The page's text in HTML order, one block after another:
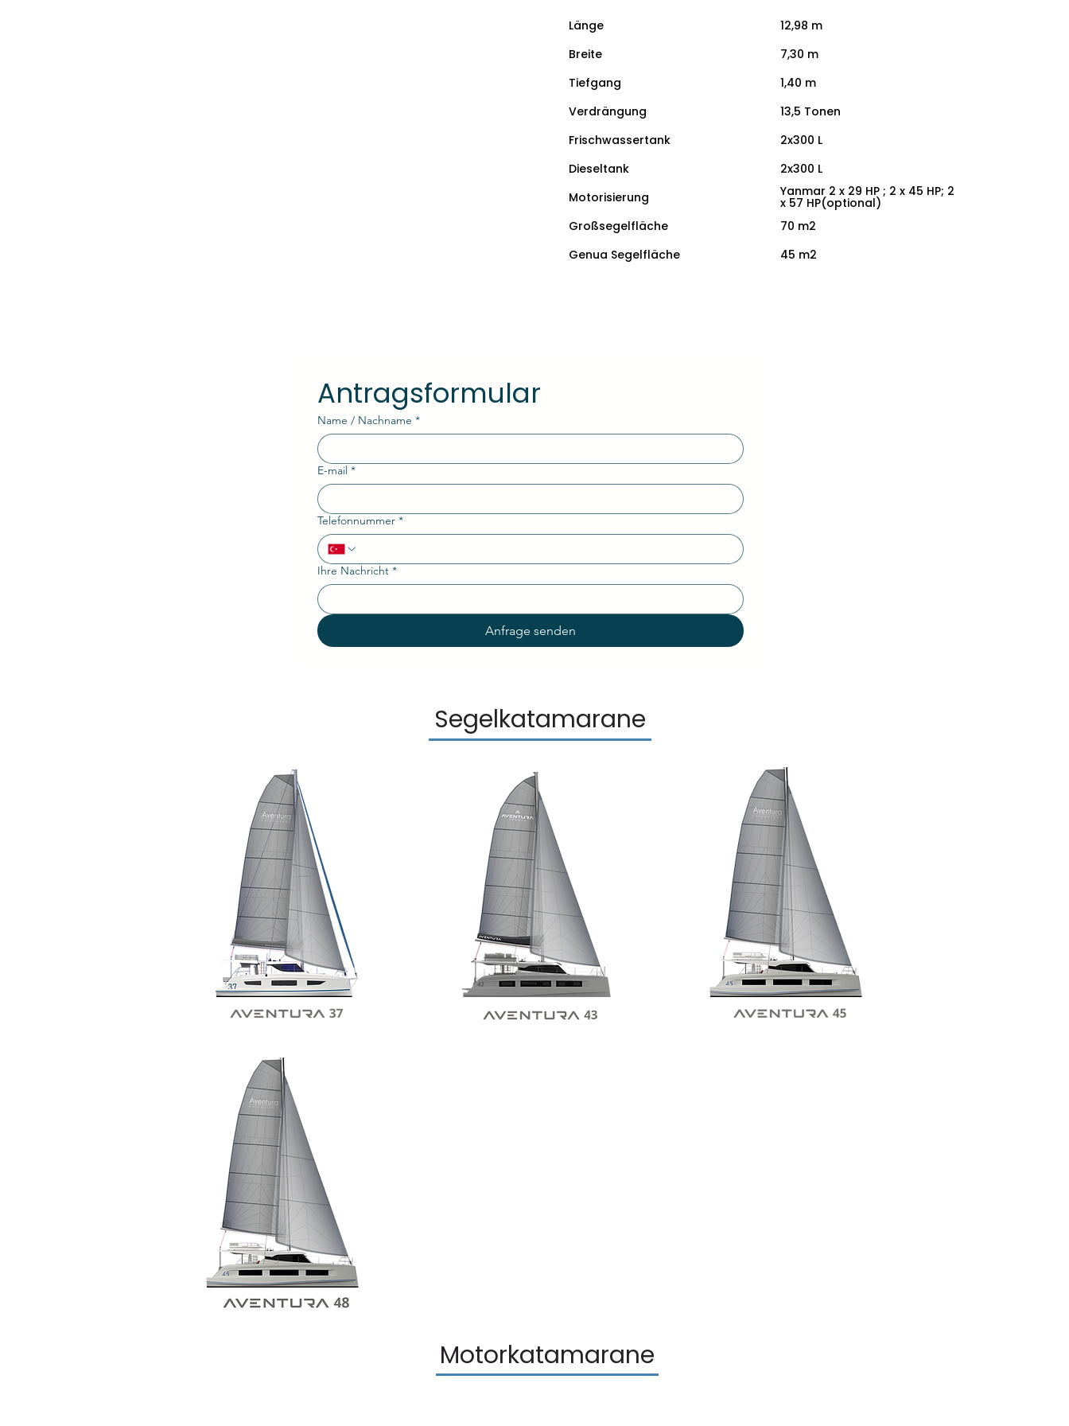
Länge
12,98 m
Breite
7,30 m
Tiefgang
1,40 m
Verdrängung
13,5 Tonen
Frischwassertank
2x300 L
Dieseltank
2x300 L
Motorisierung
Yanmar 2 x 29 HP ; 2 x 45 HP; 2
x 57 HP(optional)
Großsegelfläche
70 m2
Genua Segelfläche
45 m2
Antragsformular
Name / Nachname *
E-mail *
Telefonnummer *
Ihre Nachricht *
Anfrage senden
Segelkatamarane
Motorkatamarane